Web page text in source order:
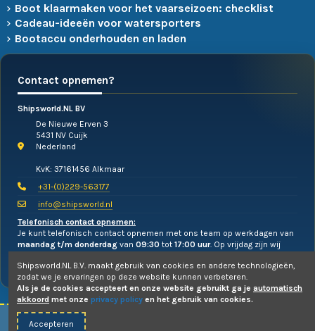
Boot klaarmaken voor het vaarseizoen: checklist
Cadeau-ideeën voor watersporters
Bootaccu onderhouden en laden
Contact opnemen?
Shipsworld.NL BV
De Nieuwe Erven 3
5431 NV Cuijk
Nederland
KvK: 37161456 Alkmaar
+31-(0)229-563177
info@shipsworld.nl
Telefonisch contact opnemen:
Je kunt telefonisch contact opnemen met ons team op werkdagen van
maandag t/m donderdag van 09:30 tot 17:00 uur. Op vrijdag zijn wij
© 2010-2026 -
Shipsworld.NL B.V. maakt gebruik van cookies en andere technologieën,
zodat we je ervaringen op deze website kunnen verbeteren.
Als je de cookies accepteert en onze website gebruikt ga je automatisch
akkoord met onze privacy policy en het gebruik van cookies.
Accepteren